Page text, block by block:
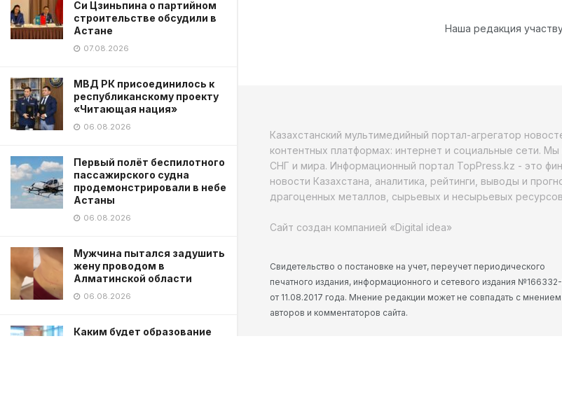
Си Цзиньпина о партийном
строительстве обсудили в
Астане
07.08.2026
МВД РК присоединилось к
республиканскому проекту
«Читающая нация»
06.08.2026
Первый полёт беспилотного
пассажирского судна
продемонстрировали в небе
Астаны
06.08.2026
Мужчина пытался задушить
жену проводом в
Алматинской области
06.08.2026
Каким будет образование
Наша редакция
Казахстанский мультимедийный портал-агрегатор
контентных платформах: интернет и социальные сети.
СНГ и мира. Информационный портал TopPress.kz - это
новости Казахстана, аналитика, рейтинги, выводы и
драгоценных металлов, сырьевых и несырьевых
Сайт создан компанией «Digital idea»
Свидетельство о постановке на учет, переучет периодического
печатного издания, информационного и сетевого издания
от 11.08.2017 года. Мнение редакции может не совпадать с мнением
авторов и комментаторов сайта.